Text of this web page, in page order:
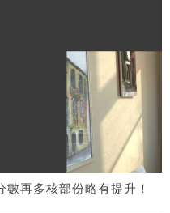
再多核部份略有提升！